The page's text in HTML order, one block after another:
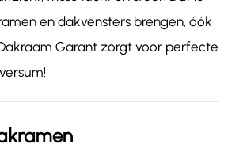
en dakvensters brengen, óók
Garant zorgt voor perfecte